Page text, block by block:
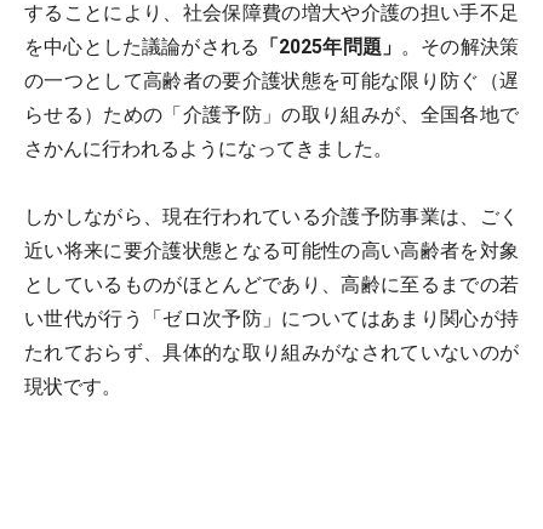
することにより、社会保障費の増大や介護の担い手不足
を中心とした議論がされる 「2025年問題」 。その解決策
の一つとして高齢者の要介護状態を可能な限り防ぐ（遅
らせる）ための「介護予防」の取り組みが、全国各地で
さかんに行われるようになってきました。
しかしながら、現在行われている介護予防事業は、ごく
近い将来に要介護状態となる可能性の高い高齢者を対象
としているものがほとんどであり、高齢に至るまでの若
い世代が行う「ゼロ次予防」についてはあまり関心が持
たれておらず、具体的な取り組みがなされていないのが
現状です。